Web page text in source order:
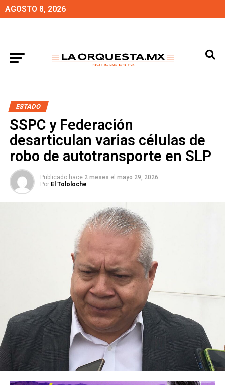
AGOSTO 8, 2026
ESTADO
SSPC y Federación
desarticulan varias células de
robo de autotransporte en SLP
Publicado hace 2 meses el mayo 29, 2026
Por El Tololoche